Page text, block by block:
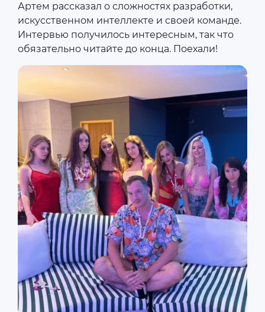
Артем рассказал о сложностях разработки,
искусственном интеллекте и своей команде.
Интервью получилось интересным, так что
обязательно читайте до конца. Поехали!